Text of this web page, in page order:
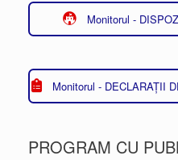
Monitorul -
Monitorul - DECLARAȚII
PROGRAM CU